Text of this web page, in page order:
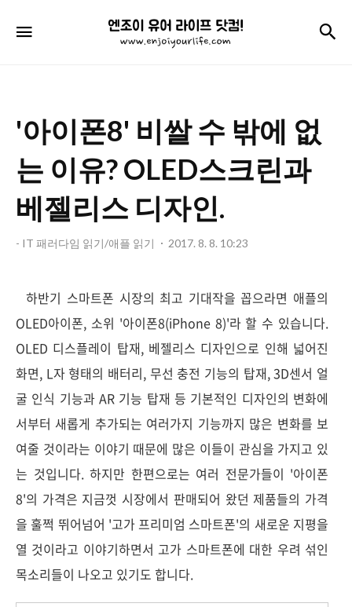
엔
조
어
라
이
프
닷
'아이폰8' 비쌀 수 밖에 없
는 이유? OLED스크린과
베젤리스 디자인.
- IT 패러다임 읽기/애플 읽기 2017. 8. 8. 10:23
하반기 스마트폰 시장의 최고 기대작을 꼽으라면 애플의
OLED아이폰, 소위 '아이폰8(iPhone 8)'라 할 수 있습니다.
OLED 디스플레이 탑재, 베젤리스 디자인으로 인해 넓어진
화면, L자 형태의 배터리, 무선 충전 기능의 탑재, 3D센서 얼
굴 인식 기능과 AR 기능 탑재 등 기본적인 디자인의 변화에
서부터 새롭게 추가되는 여러가지 기능까지 많은 변화를 보
여줄 것이라는 이야기 때문에 많은 이들이 관심을 가지고 있
는 것입니다. 하지만 한편으로는 여러 전문가들이 '아이폰
8'의 가격은 지금껏 시장에서 판매되어 왔던 제품들의 가격
을 훌쩍 뛰어넘어 '고가 프리미엄 스마트폰'의 새로운 지평을
열 것이라고 이야기하면서 고가 스마트폰에 대한 우려 섞인
목소리들이 나오고 있기도 합니다.